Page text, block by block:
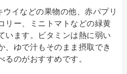
イなどの果物の他、赤パプリ
リー、ミニトマトなどの緑黄
います。ビタミンは熱に弱い
、ゆで汁もそのまま摂取でき
のがおすすめです。